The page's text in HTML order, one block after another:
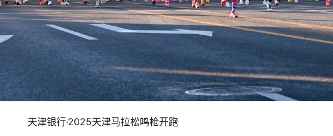
天津银行·2025天津马拉松鸣枪开跑